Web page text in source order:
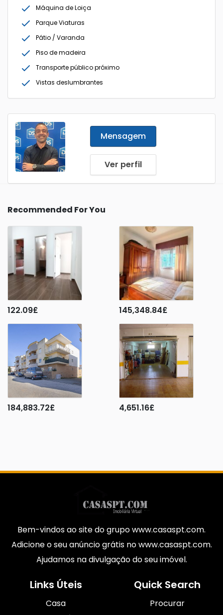
Máquina de Loiça
Parque Viaturas
Pátio / Varanda
Piso de madeira
Transporte público próximo
Vistas deslumbrantes
Mensagem
Ver perfil
Recommended For You
122.09£ 145,348.84£
184,883.72£ 4,651.16£
Bem-vindos ao site do grupo www.casaspt.com.
Adicione o seu anúncio grátis no www.casaspt.com.
Ajudamos na divulgação do seu imóvel.
Links Úteis
Casa
Quick Search
Procurar